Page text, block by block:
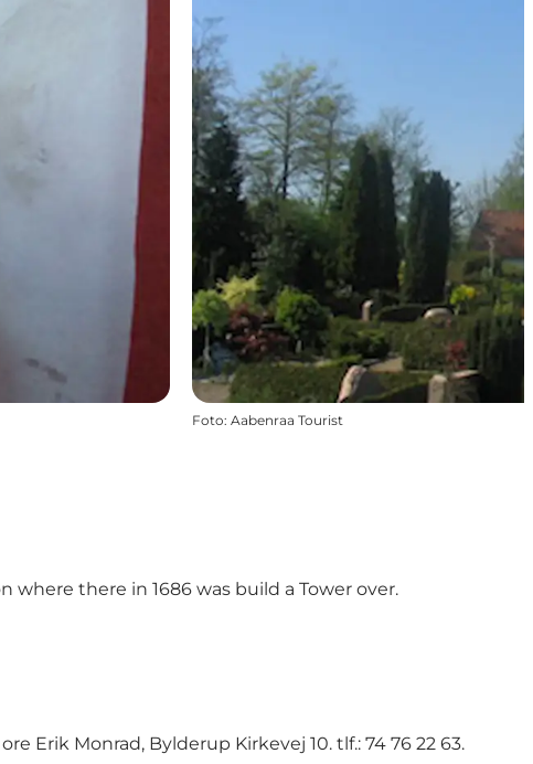
Foto: Aabenraa Tourist
there in 1686 was build a Tower over.
Monrad, Bylderup Kirkevej 10. tlf.: 74 76 22 63.